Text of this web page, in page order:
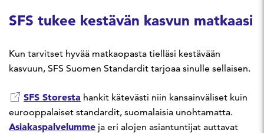
SFS tukee kestävän kasvun matkaasi
Kun tarvitset hyvää matkaopasta tielläsi kestävään
kasvuun, SFS Suomen Standardit tarjoaa sinulle sellaisen.
SFS Storesta hankit kätevästi niin kansainväliset kuin
eurooppalaiset standardit, suomalaisia unohtamatta.
Asiakaspalvelumme ja eri alojen asiantuntijat auttavat